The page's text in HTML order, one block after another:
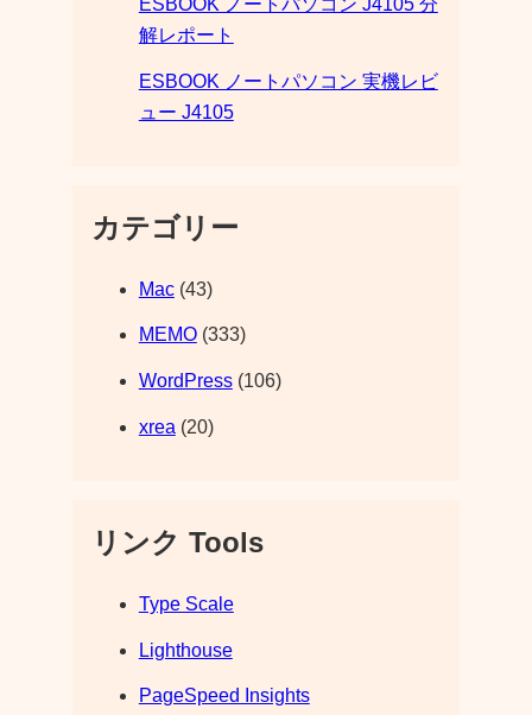
解レポート
ESBOOK ノートパソコン 実機レビ
ュー J4105
カテゴリー
Mac(43)
MEMO(333)
WordPress(106)
xrea (20)
リンク Tools
Type Scale
Lighthouse
PageSpeed Insights